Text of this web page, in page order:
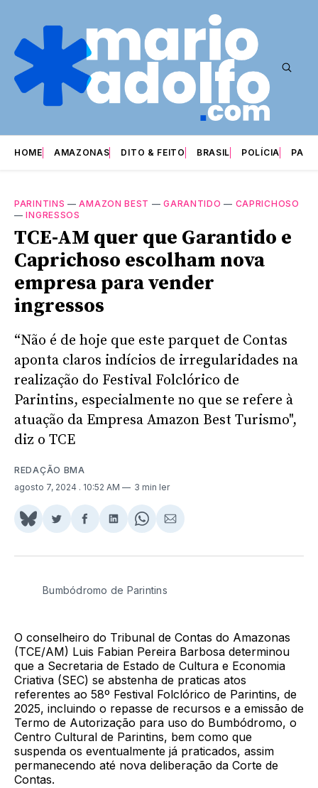
HOME AMAZONAS DITO & FEITO BRASIL POLÍCIA
PARINTINS —AMAZON BEST —GARANTIDO — CAPRICHOSO
—INGRESSOS
TCE-AM quer que Garantido e
Caprichoso escolham nova
empresa para vender
ingressos
“Não é de hoje que este parquet de Contas
aponta claros indícios de irregularidades na
realização do Festival Folclórico de
Parintins, especialmente no que se refere à
atuação da Empresa Amazon Best Turismo",
diz o TCE
REDAÇÃO BMA
agosto 7, 2024 . 10:52 AM 3 min ler
Share
BlueSky
Compartilhar
Twitter
Compartilhar
Facebook
Compartilhar
LinkedIn
Share
WhatsApp
Compartilhar
Email
Bumbódromo de Parintins
O conselheiro do Tribunal de Contas do Amazonas
(TCE/AM) Luis Fabian Pereira Barbosa determinou
que a Secretaria de Estado de Cultura e Economia
Criativa (SEC) se abstenha de praticas atos
referentes ao 58º Festival Folclórico de Parintins, de
2025, incluindo o repasse de recursos e a emissão de
Termo de Autorização para uso do Bumbódromo, o
Centro Cultural de Parintins, bem como que
suspenda os eventualmente já praticados, assim
permanecendo até nova deliberação da Corte de
Contas.